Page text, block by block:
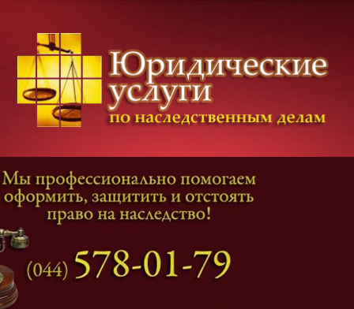
Категории дел
Наследование и Завещание
Оформление наследства
Оспаривание наследства